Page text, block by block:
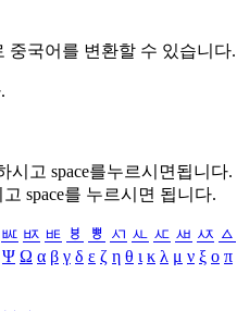
중국어를 변환할 수 있습니다.
시고 space를누르시면됩니다.
space를 누르시면 됩니다.
ㅵ ㅶ ㅷ ㅸ ㅹ ㅺ ㅻ ㅼ ㅽ ㅾ ㅿ
Ψ Ω α β γ δ ε ζ η θ ι κ λ μ ν ξ ο π